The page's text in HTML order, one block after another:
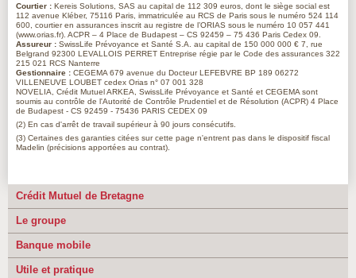
Courtier : Kereis Solutions, SAS au capital de 112 309 euros, dont le siège social est
112 avenue Kléber, 75116 Paris, immatriculée au RCS de Paris sous le numéro 524 114
600, courtier en assurances inscrit au registre de l’ORIAS sous le numéro 10 057 441
(www.orias.fr). ACPR – 4 Place de Budapest – CS 92459 – 75 436 Paris Cedex 09.
Assureur : SwissLife Prévoyance et Santé S.A. au capital de 150 000 000 € 7, rue
Belgrand 92300 LEVALLOIS PERRET Entreprise régie par le Code des assurances 322
215 021 RCS Nanterre
Gestionnaire : CEGEMA 679 avenue du Docteur LEFEBVRE BP 189 06272
VILLENEUVE LOUBET cedex Orias n° 07 001 328
NOVELIA, Crédit Mutuel ARKEA, SwissLife Prévoyance et Santé et CEGEMA sont
soumis au contrôle de l'Autorité de Contrôle Prudentiel et de Résolution (ACPR) 4 Place
de Budapest - CS 92459 - 75436 PARIS CEDEX 09
(2) En cas d'arrêt de travail supérieur à 90 jours consécutifs.
(3) Certaines des garanties citées sur cette page n'entrent pas dans le dispositif fiscal
Madelin (précisions apportées au contrat).
Crédit Mutuel de Bretagne
Le groupe
Banque mobile
Utile et pratique